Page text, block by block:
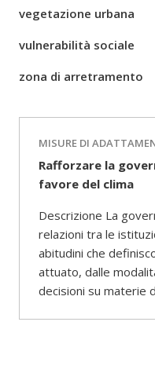
vegetazione urbana
vulnerabilità sociale
zona di arretramento
MISURE DI
Rafforzare la
favore del clima
Descrizione La
relazioni tra le
abitudini che
attuato, dalle
decisioni su materie